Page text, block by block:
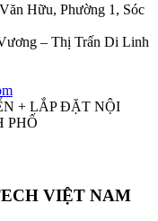
Hữu, Phường 1, Sóc
– Thị Trấn Di Linh
+ LẮP ĐẶT NỘI
PHỐ
VIỆT NAM